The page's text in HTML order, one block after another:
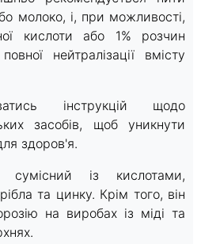
молоко, і, при можливості,
кислоти або 1% розчин
нейтралізації вмісту
інструкцій щодо
засобів, щоб уникнути
здоров'я.
із кислотами,
та цинку. Крім того, він
на виробах із міді та